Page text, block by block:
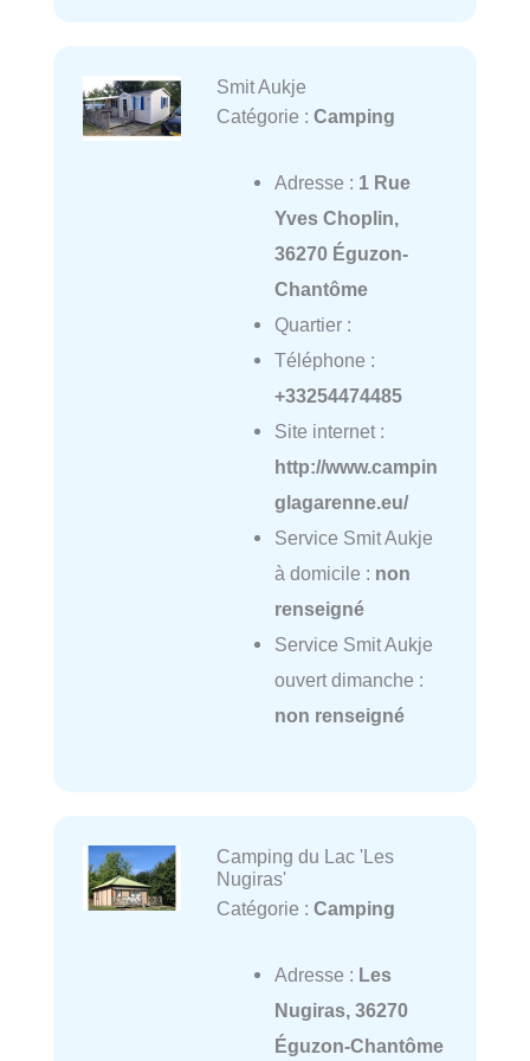
Smit Aukje
Catégorie : Camping
Adresse : 1 Rue
Yves Choplin,
36270 Éguzon-
Chantôme
Quartier :
Téléphone :
+33254474485
Site internet :
http://www.campin
glagarenne.eu/
Service Smit Aukje
à domicile : non
renseigné
Service Smit Aukje
ouvert dimanche :
non renseigné
Camping du Lac 'Les
Nugiras'
Catégorie : Camping
Adresse : Les
Nugiras, 36270
Éguzon-Chantôme